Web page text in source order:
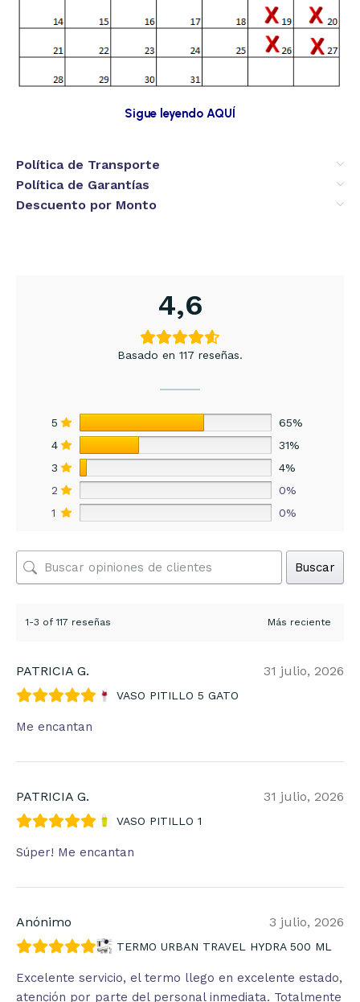
Sigue leyendo AQUÍ
Política de Transporte
Política de Garantías
Descuento por Monto
4,6
Basado en 117 reseñas.
5
65%
4
31%
3
4%
2
0%
1
0%
Buscar
1-3 of 117 reseñas
PATRICIA G. 31 julio, 2026
VASO PITILLO 5 GATO
Me encantan
PATRICIA G. 31 julio, 2026
VASO PITILLO 1
Súper! Me encantan
Anónimo 3 julio, 2026
TERMO URBAN TRAVEL HYDRA 500 ML
Excelente servicio, el termo llego en excelente estado,
atención por parte del personal inmediata. Totalmente